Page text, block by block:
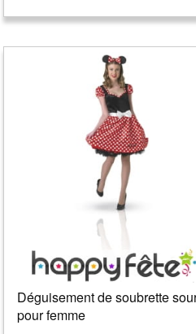
Déguisement de soubrette
pour femme